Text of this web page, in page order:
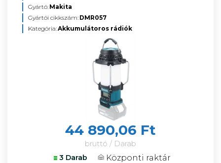
Gyártó: Makita
Gyártói cikkszám: DMR057
Kategória:Akkumulátoros rádiók
44 890,06 Ft
bruttó / Darab
3 Darab
Központi raktár